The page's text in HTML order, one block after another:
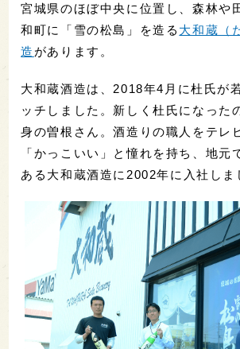
宮城県のほぼ中央に位置し、森林や
和町に「雪の松島」を造る 大和蔵（
造 があります。
大和蔵酒造は、2018年4月に杜氏が
ッチしました。新しく杜氏になった
身の曽根さん。酒造りの職人をテレ
「かっこいい」と憧れを持ち、地元
ある大和蔵酒造に2002年に入社しま